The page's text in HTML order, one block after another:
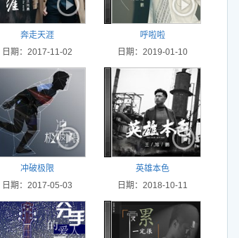
奔走天涯
日期：2017-11-02
呼啦啦
日期：2019-01-10
冲破极限
日期：2017-05-03
英雄本色
日期：2018-10-11